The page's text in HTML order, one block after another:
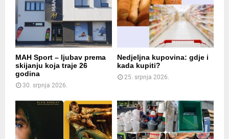
MAH Sport – ljubav prema
skijanju koja traje 26
godina
30. srpnja 2026.
Nedjeljna kupovina: gdje i
kada kupiti?
25. srpnja 2026.